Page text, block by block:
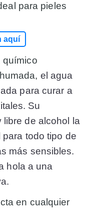
para pieles
aquí
químico
el agua
para curar a
Su
de alcohol la
todo tipo de
más sensibles.
hola a una
en cualquier